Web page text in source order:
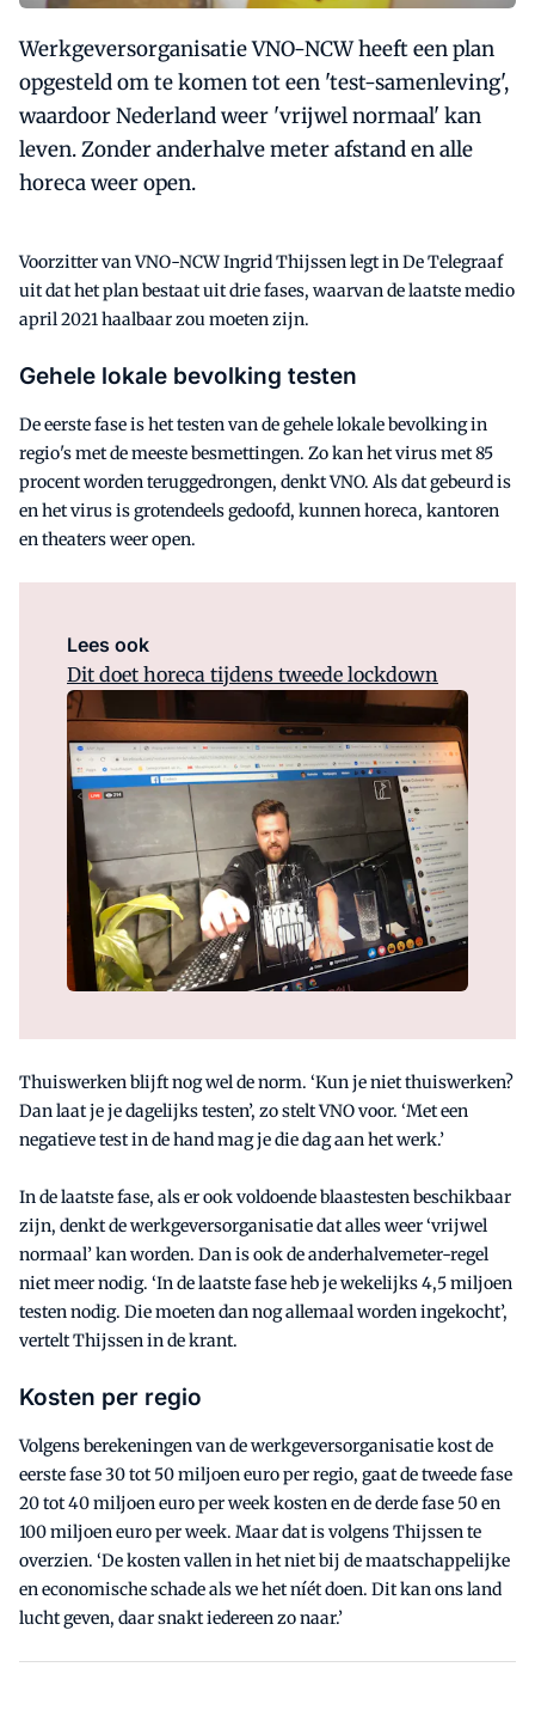
Werkgeversorganisatie VNO-NCW heeft een plan
opgesteld om te komen tot een 'test-samenleving',
waardoor Nederland weer 'vrijwel normaal' kan
leven. Zonder anderhalve meter afstand en alle
horeca weer open.
Voorzitter van VNO-NCW Ingrid Thijssen legt in De Telegraaf
uit dat het plan bestaat uit drie fases, waarvan de laatste medio
april 2021 haalbaar zou moeten zijn.
Gehele lokale bevolking testen
De eerste fase is het testen van de gehele lokale bevolking in
regio's met de meeste besmettingen. Zo kan het virus met 85
procent worden teruggedrongen, denkt VNO. Als dat gebeurd is
en het virus is grotendeels gedoofd, kunnen horeca, kantoren
en theaters weer open.
Lees ook
Dit doet horeca tijdens tweede lockdown
Thuiswerken blijft nog wel de norm. ‘Kun je niet thuiswerken?
Dan laat je je dagelijks testen’, zo stelt VNO voor. ‘Met een
negatieve test in de hand mag je die dag aan het werk.’
In de laatste fase, als er ook voldoende blaastesten beschikbaar
zijn, denkt de werkgeversorganisatie dat alles weer ‘vrijwel
normaal’ kan worden. Dan is ook de anderhalvemeter-regel
niet meer nodig. ‘In de laatste fase heb je wekelijks 4,5 miljoen
testen nodig. Die moeten dan nog allemaal worden ingekocht’,
vertelt Thijssen in de krant.
Kosten per regio
Volgens berekeningen van de werkgeversorganisatie kost de
eerste fase 30 tot 50 miljoen euro per regio, gaat de tweede fase
20 tot 40 miljoen euro per week kosten en de derde fase 50 en
100 miljoen euro per week. Maar dat is volgens Thijssen te
overzien. ‘De kosten vallen in het niet bij de maatschappelijke
en economische schade als we het níét doen. Dit kan ons land
lucht geven, daar snakt iedereen zo naar.’